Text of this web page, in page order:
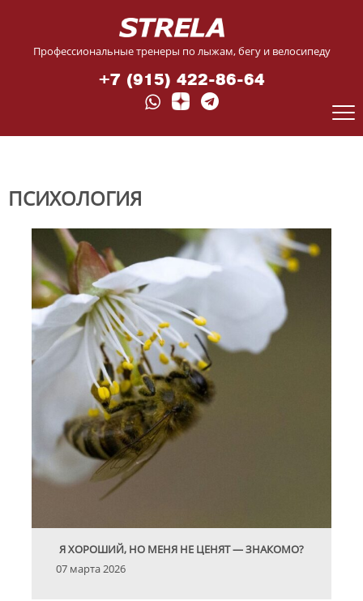
Профессиональные тренеры по лыжам, бегу и велосипеду
+7 (915) 422-86-64
ПСИХОЛОГИЯ
Я ХОРОШИЙ, НО МЕНЯ НЕ ЦЕНЯТ — ЗНАКОМО?
07 марта 2026